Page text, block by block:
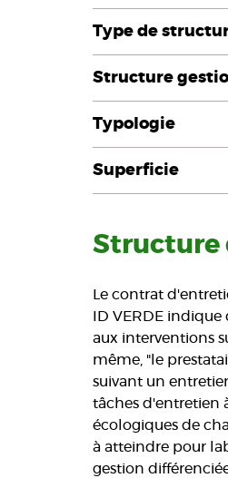
Type de
Structure
Typologie
Superficie
Structure
Le contrat
ID VERDE
aux interventions
même, "le
suivant un
tâches d'entretien
écologiques de
à atteindre pour
gestion